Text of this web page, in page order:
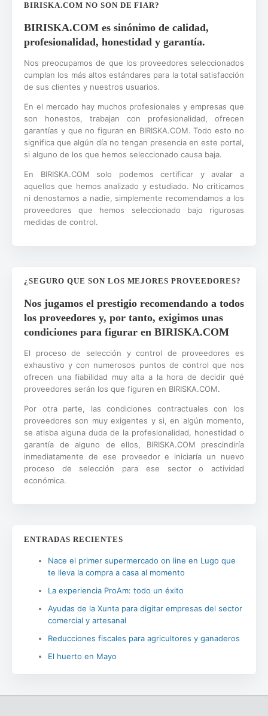
BIRISKA.COM NO SON DE FIAR?
BIRISKA.COM es sinónimo de calidad,
profesionalidad, honestidad y garantía.
Nos preocupamos de que los proveedores seleccionados
cumplan los más altos estándares para la total satisfacción
de sus clientes y nuestros usuarios.
En el mercado hay muchos profesionales y empresas que
son honestos, trabajan con profesionalidad, ofrecen
garantías y que no figuran en BIRISKA.COM. Todo esto no
significa que algún día no tengan presencia en este portal,
si alguno de los que hemos seleccionado causa baja.
En BIRISKA.COM solo podemos certificar y avalar a
aquellos que hemos analizado y estudiado. No criticamos
ni denostamos a nadie, simplemente recomendamos a los
proveedores que hemos seleccionado bajo rigurosas
medidas de control.
¿SEGURO QUE SON LOS MEJORES PROVEEDORES?
Nos jugamos el prestigio recomendando a todos
los proveedores y, por tanto, exigimos unas
condiciones para figurar en BIRISKA.COM
El proceso de selección y control de proveedores es
exhaustivo y con numerosos puntos de control que nos
ofrecen una fiabilidad muy alta a la hora de decidir qué
proveedores serán los que figuren en BIRISKA.COM.
Por otra parte, las condiciones contractuales con los
proveedores son muy exigentes y si, en algún momento,
se atisba alguna duda de la profesionalidad, honestidad o
garantía de alguno de ellos, BIRISKA.COM prescindiría
inmediatamente de ese proveedor e iniciaría un nuevo
proceso de selección para ese sector o actividad
económica.
ENTRADAS RECIENTES
Nace el primer supermercado on line en Lugo que
te lleva la compra a casa al momento
La experiencia ProAm: todo un éxito
Ayudas de la Xunta para digitar empresas del sector
comercial y artesanal
Reducciones fiscales para agricultores y ganaderos
El huerto en Mayo